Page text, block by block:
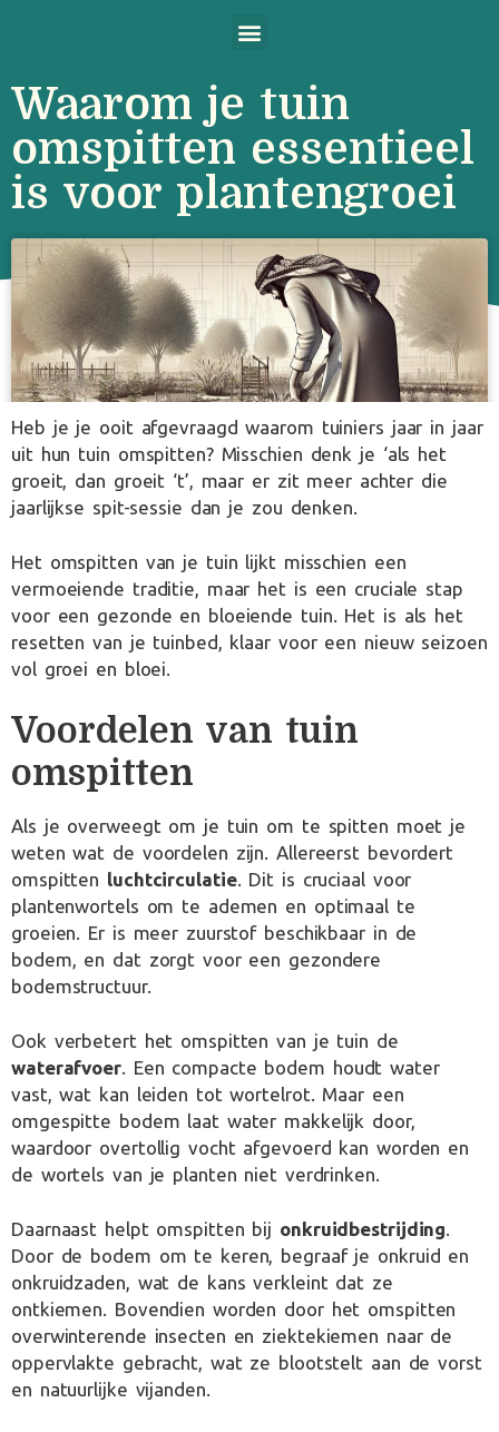
Waarom je tuin
omspitten essentieel
is voor plantengroei
Heb je je ooit afgevraagd waarom tuiniers jaar in jaar
uit hun tuin omspitten? Misschien denk je ‘als het
groeit, dan groeit ‘t’, maar er zit meer achter die
jaarlijkse spit-sessie dan je zou denken.
Het omspitten van je tuin lijkt misschien een
vermoeiende traditie, maar het is een cruciale stap
voor een gezonde en bloeiende tuin. Het is als het
resetten van je tuinbed, klaar voor een nieuw seizoen
vol groei en bloei.
Voordelen van tuin
omspitten
Als je overweegt om je tuin om te spitten moet je
weten wat de voordelen zijn. Allereerst bevordert
omspitten luchtcirculatie. Dit is cruciaal voor
plantenwortels om te ademen en optimaal te
groeien. Er is meer zuurstof beschikbaar in de
bodem, en dat zorgt voor een gezondere
bodemstructuur.
Ook verbetert het omspitten van je tuin de
waterafvoer. Een compacte bodem houdt water
vast, wat kan leiden tot wortelrot. Maar een
omgespitte bodem laat water makkelijk door,
waardoor overtollig vocht afgevoerd kan worden en
de wortels van je planten niet verdrinken.
Daarnaast helpt omspitten bij onkruidbestrijding.
Door de bodem om te keren, begraaf je onkruid en
onkruidzaden, wat de kans verkleint dat ze
ontkiemen. Bovendien worden door het omspitten
overwinterende insecten en ziektekiemen naar de
oppervlakte gebracht, wat ze blootstelt aan de vorst
en natuurlijke vijanden.